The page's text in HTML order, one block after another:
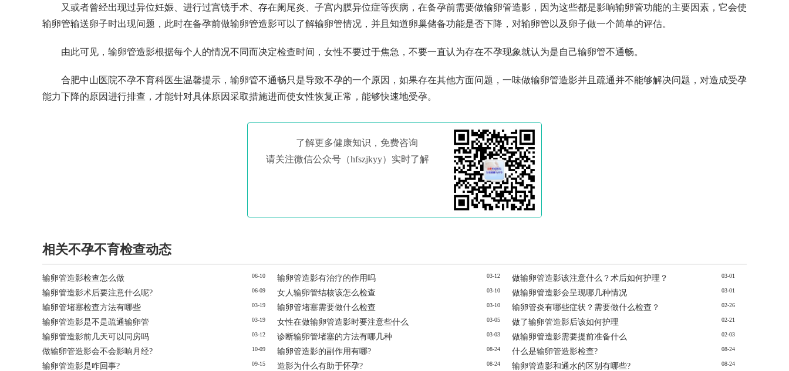
又或者曾经出现过异位妊娠、进行过宫镜手术、存在阑尾炎、子宫内膜异位症等疾病，在备孕前需要做输卵管造影，因为这些都是影响输卵管功能的主要因素，它会使
输卵管输送卵子时出现问题，此时在备孕前做输卵管造影可以了解输卵管情况，并且知道卵巢储备功能是否下降，对输卵管以及卵子做一个简单的评估。
由此可见，输卵管造影根据每个人的情况不同而决定检查时间，女性不要过于焦急，不要一直认为存在不孕现象就认为是自己输卵管不通畅。
合肥中山医院不孕不育科医生温馨提示，输卵管不通畅只是导致不孕的一个原因，如果存在其他方面问题，一味做输卵管造影并且疏通并不能够解决问题，对造成受孕
能力下降的原因进行排查，才能针对具体原因采取措施进而使女性恢复正常，能够快速地受孕。
了解更多健康知识，免费咨询
请关注微信公众号（hfszjkyy）实时了解
相关不孕不育检查动态
06-10
输卵管造影检查怎么做
06-09
输卵管造影术后要注意什么呢?
03-19
输卵管堵塞检查方法有哪些
03-19
输卵管造影是不是疏通输卵管
03-12
输卵管造影前几天可以同房吗
03-12
输卵管造影有治疗的作用吗
03-10
女人输卵管结核该怎么检查
03-10
输卵管堵塞需要做什么检查
03-05
女性在做输卵管造影时要注意些什么
03-03
诊断输卵管堵塞的方法有哪几种
03-01
做输卵管造影该注意什么？术后如何护理？
03-01
做输卵管造影会呈现哪几种情况
02-26
输卵管炎有哪些症状？需要做什么检查？
02-21
做了输卵管造影后该如何护理
02-03
做输卵管造影需要提前准备什么
10-09
做输卵管造影会不会影响月经?
09-15
输卵管造影是咋回事?
08-24
输卵管造影的副作用有哪?
08-24
造影为什么有助于怀孕?
08-24
什么是输卵管造影检查?
08-24
输卵管造影和通水的区别有哪些?